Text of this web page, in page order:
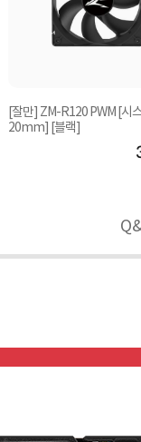
[잘만] ZM-R120 PWM [시
20mm] [블랙]